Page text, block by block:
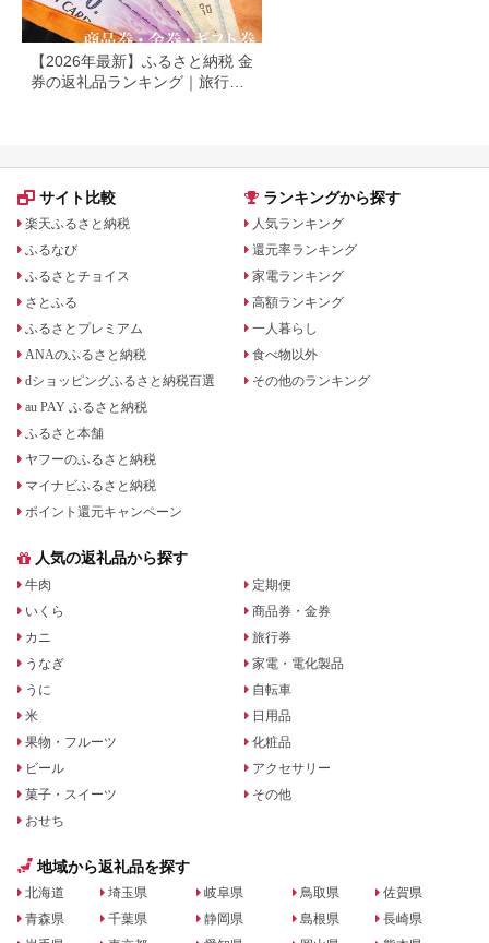
【2026年最新】ふるさと納税 金
券の返礼品ランキング｜旅行
サイト比較
楽天ふるさと納税
ふるなび
ふるさとチョイス
さとふる
ふるさとプレミアム
ANAのふるさと納税
dショッピングふるさと納税百選
au PAY ふるさと納税
ふるさと本舗
ヤフーのふるさと納税
マイナビふるさと納税
ポイント還元キャンペーン
ランキングから探す
人気ランキング
還元率ランキング
家電ランキング
高額ランキング
一人暮らし
食べ物以外
その他のランキング
人気の返礼品から探す
牛肉
いくら
カニ
うなぎ
うに
米
果物・フルーツ
ビール
菓子・スイーツ
おせち
定期便
商品券・金券
旅行券
家電・電化製品
自転車
日用品
化粧品
アクセサリー
その他
地域から返礼品を探す
北海道
青森県
埼玉県
千葉県
岐阜県
静岡県
鳥取県
島根県
佐賀県
長崎県